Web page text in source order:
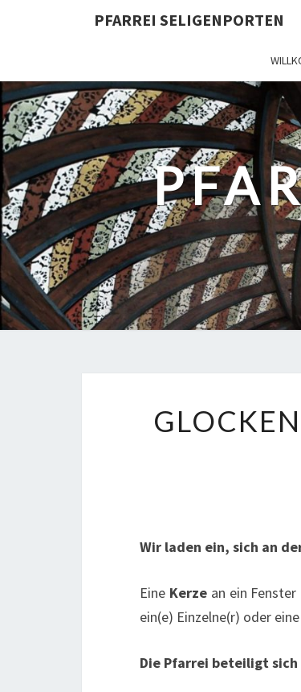
PFARREI SELIGENPORTEN
Wir laden ein, sich an
Eine Kerze an ein
ein(e) Einzelne(r) oder
Die Pfarrei beteiligt sich